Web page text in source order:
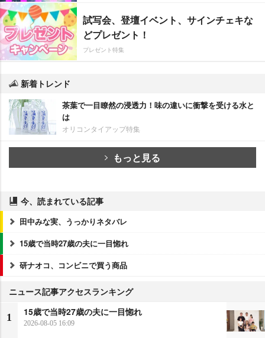
試写会、登壇イベント、サインチェキな
どプレゼント！
プレゼント特集
新着トレンド
茶葉で一目瞭然の浸透力！味の違いに衝撃を受ける水と
は
オリコンタイアップ特集
もっと見る
今、読まれている記事
田中みな実、うっかりネタバレ
15歳で当時27歳の夫に一目惚れ
研ナオコ、コンビニで買う商品
ニュース記事アクセスランキング
1
15歳で当時27歳の夫に一目惚れ
2026-08-05 16:09